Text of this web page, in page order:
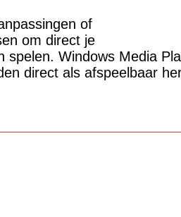
of
om direct je
spelen. Windows Media
direct als afspeelbaar